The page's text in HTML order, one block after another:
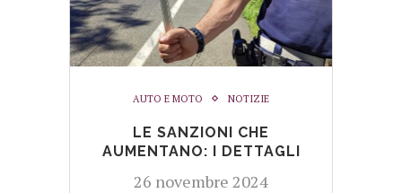
AUTO E MOTO NOTIZIE
LE SANZIONI CHE
AUMENTANO: I DETTAGLI
26 novembre 2024